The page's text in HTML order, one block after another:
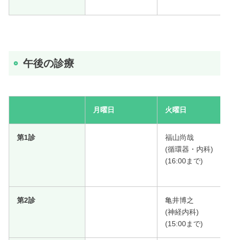
午後の診療
月曜日 火曜日
第1診
福山尚哉
(循環器・内科)
(16:00まで)
第2診
亀井博之
(神経内科)
(15:00まで)